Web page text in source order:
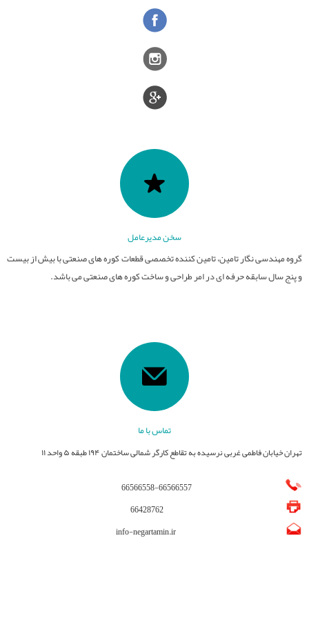
قطعات نسوز
عایق های الکتریکی
فیلترهای مذاب
قطعات آلومینایی
تامین کوره های صنعتی
کوره های صنعت سرامیک
کوره های عملیات حرارتی
کوره های ذوب و ریخته گری
سایر فعالیت ها
صنایع سرامیک
ذوب و ریخته گری
سخن مدیرعامل
گروه مهندسی نگار تامین، تامین کننده تخصصی قطعات کوره های صنعتی با بیش از بیست
و پنج سال سابقه حرفه ای در امر طراحی و ساخت کوره های صنعتی می باشد.
تماس با ما
تهران خیابان فاطمی غربی نرسیده به تقاطع کارگر شمالی ساختمان ۱۹۴ طبقه ۵ واحد ۱۱
66566558-66566557
66428762
info-negartamin.ir